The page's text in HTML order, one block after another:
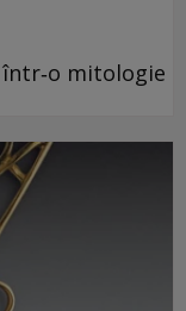
mitologie